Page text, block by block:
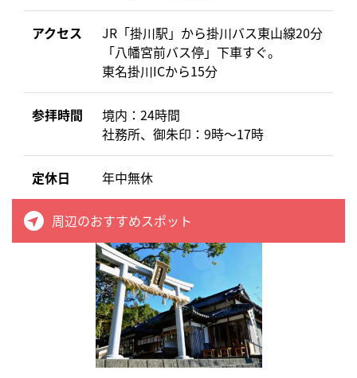
アクセス
JR「掛川駅」から掛川バス東山線20分
「八幡宮前バス停」下車すぐ。
東名掛川ICから15分
参拝時間
境内：24時間
社務所、御朱印：9時～17時
定休日 年中無休
周辺のおすすめスポット